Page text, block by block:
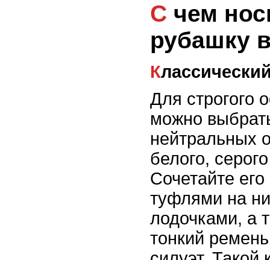
С чем носить платье-
рубашку
Для строгого
можно
нейтральных
белого,
Сочетайте
туфлями на
лодочками, а
тонкий